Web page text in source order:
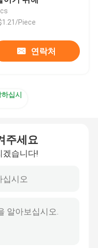
관
Piece
연락처
십시
주세요
겠습니다!